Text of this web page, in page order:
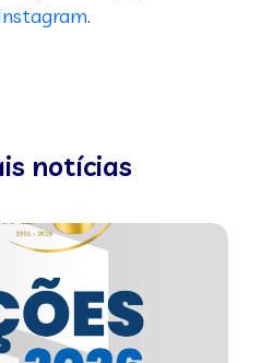
.
notícias